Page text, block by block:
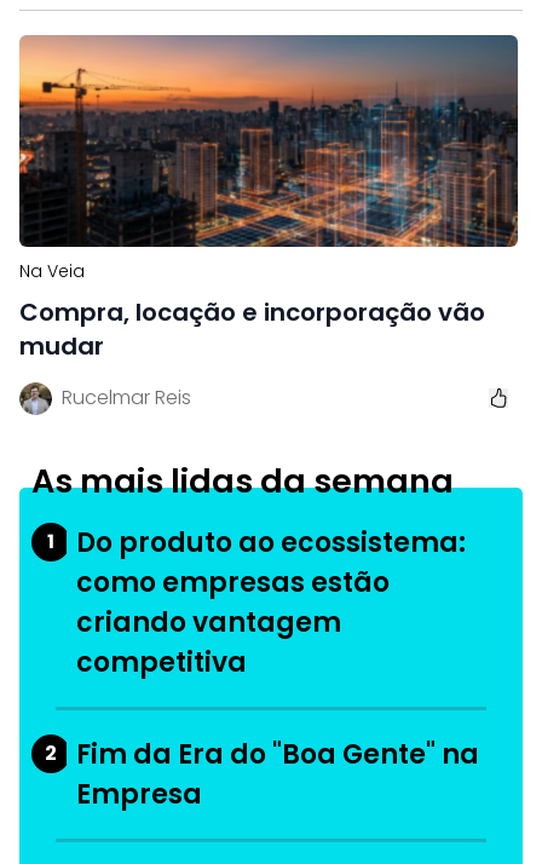
Na Veia
Compra, locação e incorporação vão
mudar
Rucelmar Reis
As mais lidas da semana
1
Do produto ao ecossistema:
como empresas estão
criando vantagem
competitiva
2
Fim da Era do "Boa Gente" na
Empresa